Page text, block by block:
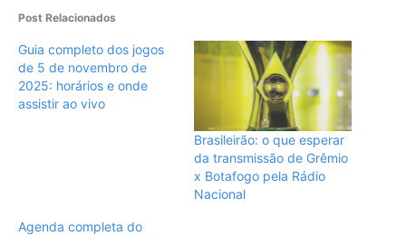
Post Relacionados
Guia completo dos jogos
de 5 de novembro de
2025: horários e onde
assistir ao vivo
Brasileirão: o que esperar
da transmissão de Grêmio
x Botafogo pela Rádio
Nacional
Agenda completa do